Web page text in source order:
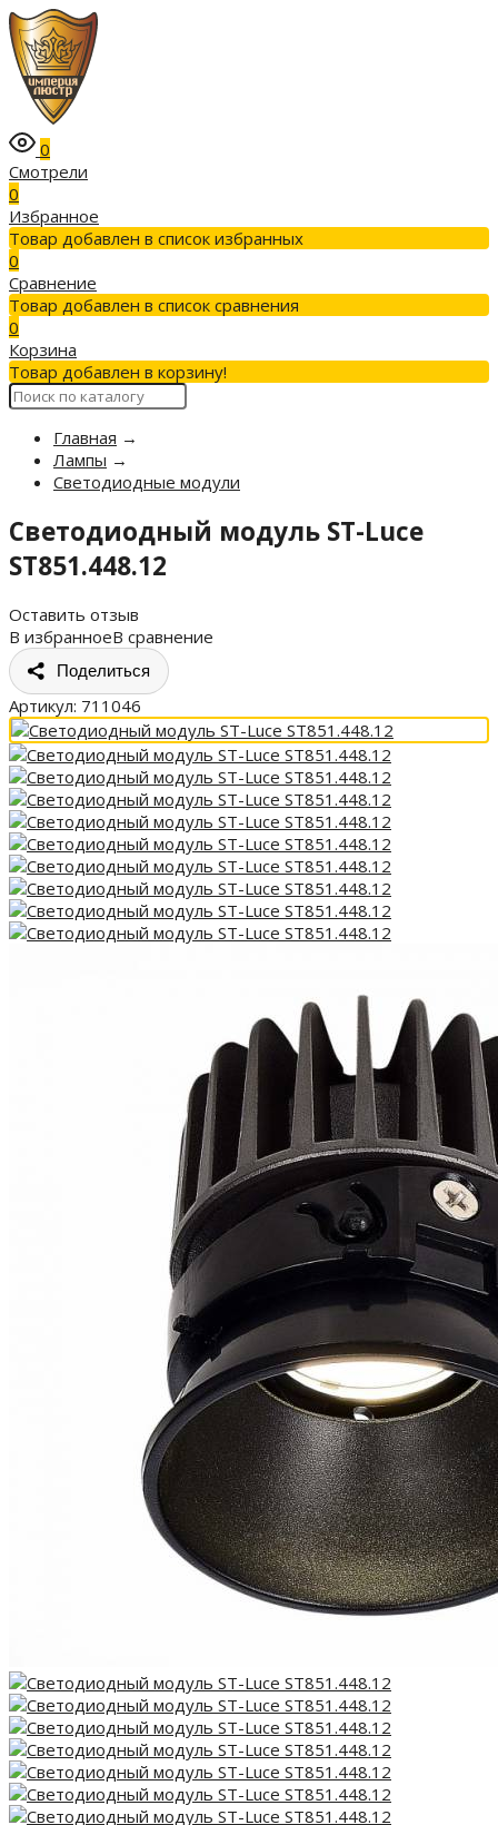
0
Смотрели
0
Избранное
Товар добавлен в список избранных
0
Сравнение
Товар добавлен в список сравнения
0
Корзина
Товар добавлен в корзину!
Главная →
Лампы →
Светодиодные модули
Светодиодный модуль ST-Luce
ST851.448.12
Оставить отзыв
В избранноеВ сравнение
Поделиться
Артикул: 711046